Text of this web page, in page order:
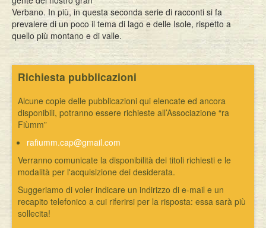
Verbano. In più, in questa seconda serie di racconti si fa
prevalere di un poco il tema di lago e delle Isole, rispetto a
quello più montano e di valle.
Richiesta pubblicazioni
Alcune copie delle pubblicazioni qui elencate ed ancora
disponibili, potranno essere richieste all’Associazione “ra
Fiùmm”
rafiumm.cap@gmail.com
Verranno comunicate la disponibilità dei titoli richiesti e le
modalità per l'acquisizione dei desiderata.
Suggeriamo di voler indicare un indirizzo di e-mail e un
recapito telefonico a cui riferirsi per la risposta: essa sarà più
sollecita!